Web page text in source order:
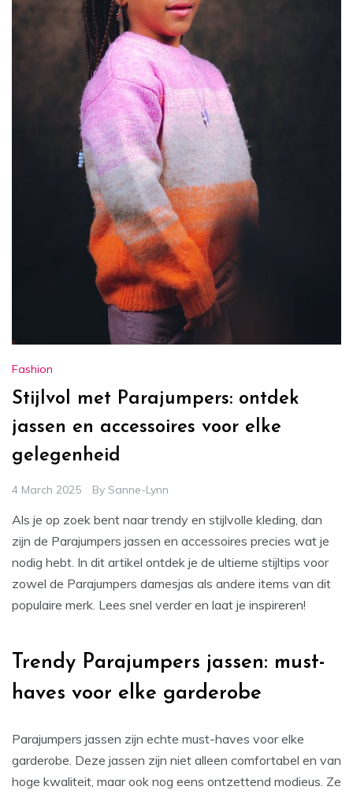
Fashion
Stijlvol met Parajumpers: ontdek
jassen en accessoires voor elke
gelegenheid
4 March 2025 By Sanne-Lynn
Als je op zoek bent naar trendy en stijlvolle kleding, dan
zijn de Parajumpers jassen en accessoires precies wat je
nodig hebt. In dit artikel ontdek je de ultieme stijltips voor
zowel de Parajumpers damesjas als andere items van dit
populaire merk. Lees snel verder en laat je inspireren!
Trendy Parajumpers jassen: must-
haves voor elke garderobe
Parajumpers jassen zijn echte must-haves voor elke
garderobe. Deze jassen zijn niet alleen comfortabel en van
hoge kwaliteit, maar ook nog eens ontzettend modieus. Ze